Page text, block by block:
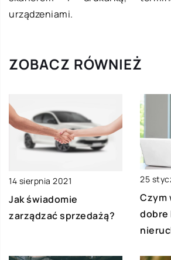
urządzeniami.
ZOBACZ RÓWNIEŻ
14 sierpnia 2021
Jak świadomie
zarządzać sprzedażą?
25
Czym
dobre